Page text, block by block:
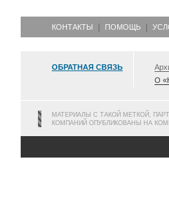
КОНТАКТЫ ПОМОЩЬ
ОБРАТНАЯ СВЯЗЬ
О
МАТЕРИАЛЫ С ТАКОЙ МЕТКОЙ,
КОМПАНИЙ ОПУБЛИКОВАНЫ НА